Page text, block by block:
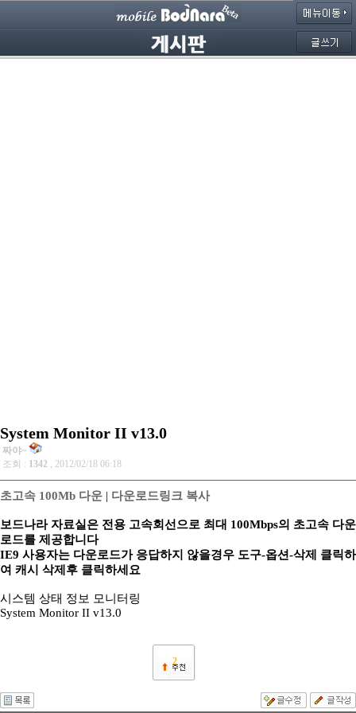
System Monitor II v13.0
짜야~
조회 : 1342 , 2012/02/18 06:18
초고속 100Mb 다운 | 다운로드링크 복사
보드나라 자료실은 전용 고속회선으로 최대 100Mbps의 초고속 다운
로드를 제공합니다
IE9 사용자는 다운로드가 응답하지 않을경우 도구-옵션-삭제 클릭하
여 캐시 삭제후 클릭하세요
시스템 상태 정보 모니터링
System Monitor II v13.0
2